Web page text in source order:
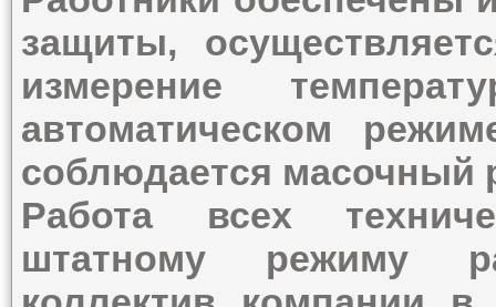
защиты,
измерение
автоматическом
соблюдается масочный
Работа всех
штатному режиму